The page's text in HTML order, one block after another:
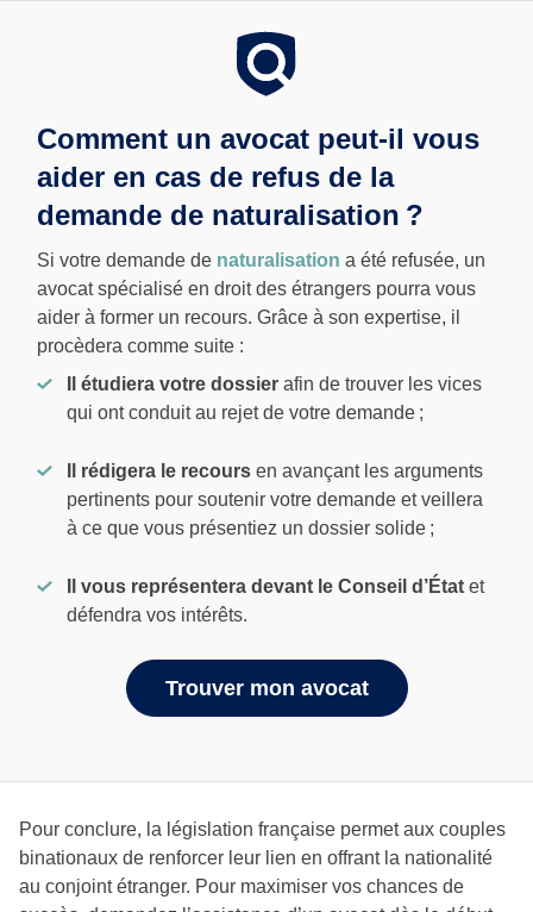
Comment un avocat peut-il vous
aider en cas de refus de la
demande de naturalisation ?
Si votre demande de naturalisation a été refusée, un
avocat spécialisé en droit des étrangers pourra vous
aider à former un recours. Grâce à son expertise, il
procèdera comme suite :
Il étudiera votre dossier afin de trouver les vices
qui ont conduit au rejet de votre demande ;
Il rédigera le recours en avançant les arguments
pertinents pour soutenir votre demande et veillera
à ce que vous présentiez un dossier solide ;
Il vous représentera devant le Conseil d’État et
défendra vos intérêts.
Trouver mon avocat
Pour conclure, la législation française permet aux couples
binationaux de renforcer leur lien en offrant la nationalité
au conjoint étranger. Pour maximiser vos chances de